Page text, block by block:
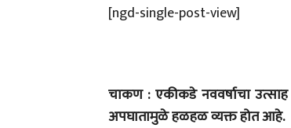
[ngd-single-post-view]
चाकण : एकीकडे नववर्षाचा
अपघातामुळे हळहळ व्यक्त होत आहे.